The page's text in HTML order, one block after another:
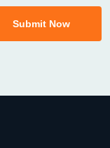
Submit Now